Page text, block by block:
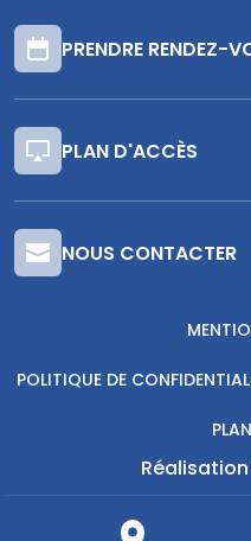
PRENDRE RENDEZ-
PLAN D'ACCÈS
NOUS CONTACTER
POLITIQUE DE